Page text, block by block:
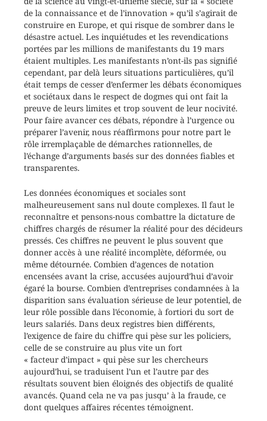
de la connaissance et de l’innovation » qu’il s’agirait de
construire en Europe, et qui risque de sombrer dans le
désastre actuel. Les inquiétudes et les revendications
portées par les millions de manifestants du 19 mars
étaient multiples. Les manifestants n’ont-ils pas signifié
cependant, par delà leurs situations particulières, qu’il
était temps de cesser d’enfermer les débats économiques
et sociétaux dans le respect de dogmes qui ont fait la
preuve de leurs limites et trop souvent de leur nocivité.
Pour faire avancer ces débats, répondre à l’urgence ou
préparer l’avenir, nous réaffirmons pour notre part le
rôle irremplaçable de démarches rationnelles, de
l’échange d’arguments basés sur des données fiables et
transparentes.
Les données économiques et sociales sont
malheureusement sans nul doute complexes. Il faut le
reconnaître et pensons-nous combattre la dictature de
chiffres chargés de résumer la réalité pour des décideurs
pressés. Ces chiffres ne peuvent le plus souvent que
donner accès à une réalité incomplète, déformée, ou
même détournée. Combien d’agences de notation
encensées avant la crise, accusées aujourd’hui d’avoir
égaré la bourse. Combien d’entreprises condamnées à la
disparition sans évaluation sérieuse de leur potentiel, de
leur rôle possible dans l’économie, à fortiori du sort de
leurs salariés. Dans deux registres bien différents,
l’exigence de faire du chiffre qui pèse sur les policiers,
celle de se construire au plus vite un fort
« facteur d’impact » qui pèse sur les chercheurs
aujourd’hui, se traduisent l’un et l’autre par des
résultats souvent bien éloignés des objectifs de qualité
avancés. Quand cela ne va pas jusqu’ à la fraude, ce
dont quelques affaires récentes témoignent.